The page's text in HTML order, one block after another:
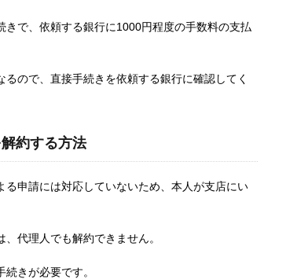
きで、依頼する銀行に1000円程度の手数料の支払
ので、直接手続きを依頼する銀行に確認してく
約する方法
申請には対応していないため、本人が支店にい
代理人でも解約できません。
きが必要です。